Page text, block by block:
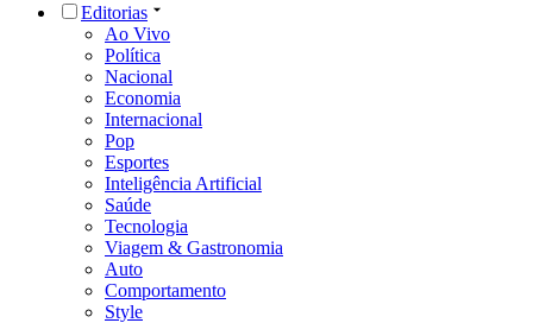
Editorias
Ao Vivo
Política
Nacional
Economia
Internacional
Pop
Esportes
Inteligência Artificial
Saúde
Tecnologia
Viagem & Gastronomia
Auto
Comportamento
Style